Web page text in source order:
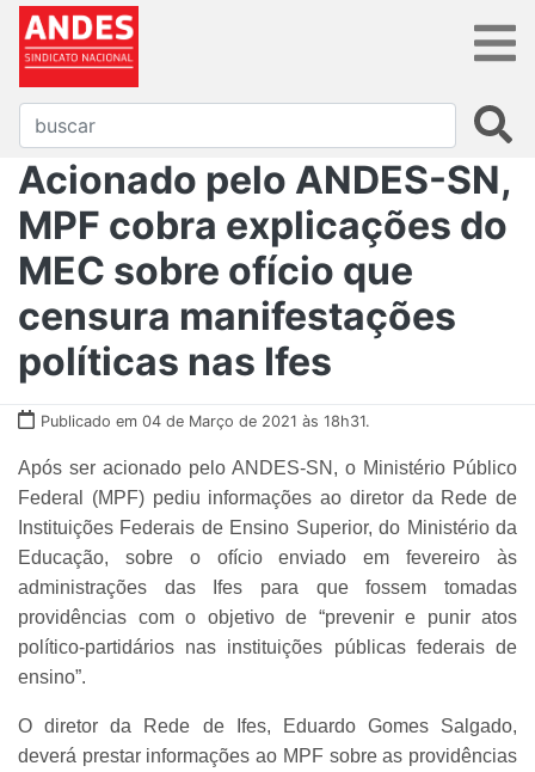
Acionado pelo ANDES-SN,
MPF cobra explicações do
MEC sobre ofício que
censura manifestações
políticas nas Ifes
Publicado em 04 de Março de 2021 às 18h31.
Após ser acionado pelo ANDES-SN, o Ministério Público
Federal (MPF) pediu informações ao diretor da Rede de
Instituições Federais de Ensino Superior, do Ministério da
Educação, sobre o ofício enviado em fevereiro às
administrações das Ifes para que fossem tomadas
providências com o objetivo de “prevenir e punir atos
político-partidários nas instituições públicas federais de
ensino”.
O diretor da Rede de Ifes, Eduardo Gomes Salgado,
deverá prestar informações ao MPF sobre as providências